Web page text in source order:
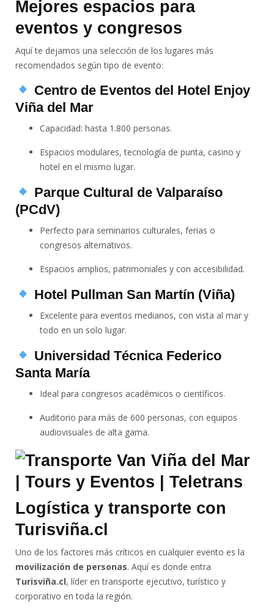
Mejores espacios para
eventos y congresos
Aquí te dejamos una selección de los lugares más
recomendados según tipo de evento:
Centro de Eventos del Hotel Enjoy
Viña del Mar
Capacidad: hasta 1.800 personas.
Espacios modulares, tecnología de punta, casino y
hotel en el mismo lugar.
Parque Cultural de Valparaíso
(PCdV)
Perfecto para seminarios culturales, ferias o
congresos alternativos.
Espacios amplios, patrimoniales y con accesibilidad.
Hotel Pullman San Martín (Viña)
Excelente para eventos medianos, con vista al mar y
todo en un solo lugar.
Universidad Técnica Federico
Santa María
Ideal para congresos académicos o científicos.
Auditorio para más de 600 personas, con equipos
audiovisuales de alta gama.
Logística y transporte con
Turisviña.cl
Uno de los factores más críticos en cualquier evento es la
movilización de personas. Aquí es donde entra
Turisviña.cl, líder en transporte ejecutivo, turístico y
corporativo en toda la región.